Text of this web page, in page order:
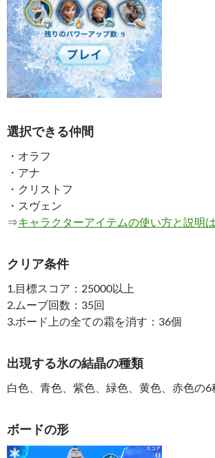
選択できる仲間
・オラフ
・アナ
・クリストフ
・スヴェン
⇒キャラクターアイテムの使い方と説明
クリア条件
1.目標スコア：25000以上
2.ムーブ回数：35回
3.ボード上の全ての霜を消す：36個
出現する氷の結晶の種類
白色、青色、紫色、緑色、黄色、赤色の6
ボードの形